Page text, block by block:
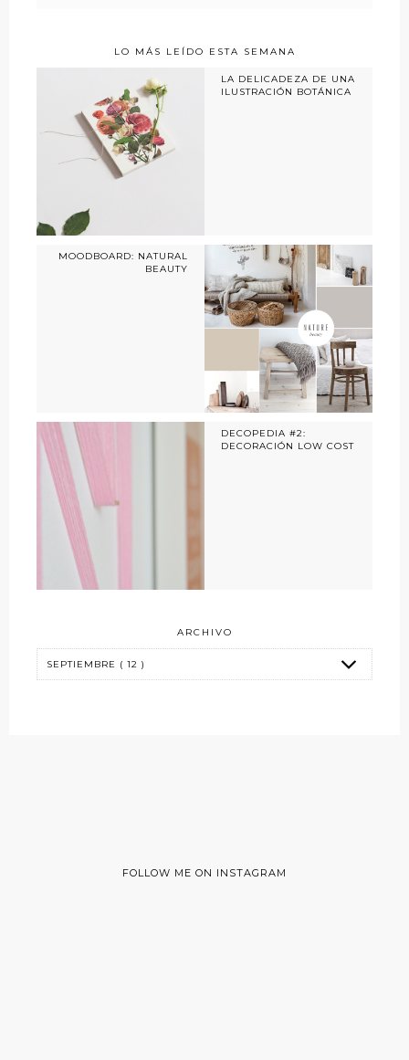
LO MÁS LEÍDO ESTA SEMANA
LA DELICADEZA DE UNA
ILUSTRACIÓN BOTÁNICA
MOODBOARD: NATURAL
BEAUTY
DECOPEDIA #2:
DECORACIÓN LOW COST
ARCHIVO
FOLLOW ME ON INSTAGRAM